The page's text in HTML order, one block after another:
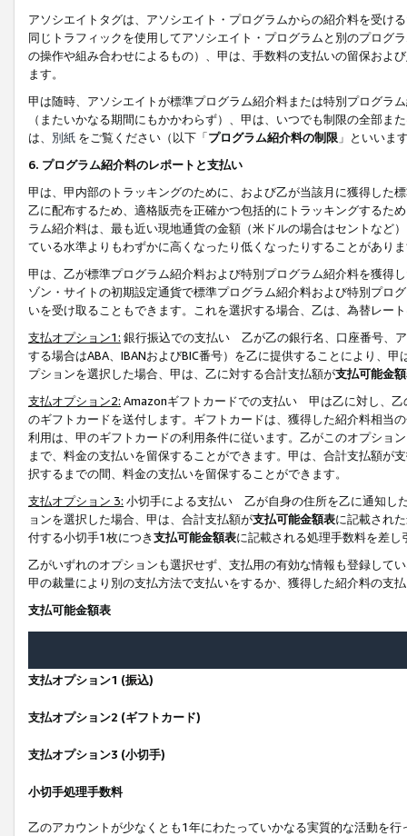
アソシエイトタグは、アソシエイト・プログラムからの紹介料を受け
同じトラフィックを使用してアソシエイト・プログラムと別のプログ
の操作や組み合わせによるもの）、甲は、手数料の支払いの留保およ
ます。
甲は随時、アソシエイトが標準プログラム紹介料または特別プログラ
（またいかなる期間にもかかわらず）、甲は、いつでも制限の全部
は、 別紙 をご覧ください（以下「プログラム紹介料の制限 」といいま
6. プログラム紹介料のレポートと支払い
甲は、甲内部のトラッキングのために、および乙が当該月に獲得した
乙に配布するため、適格販売を正確かつ包括的にトラッキングするた
ラム紹介料は、最も近い現地通貨の金額（米ドルの場合はセントなど
ている水準よりもわずかに高くなったり低くなったりすることがあり
甲は、乙が標準プログラム紹介料および特別プログラム紹介料を獲得
ゾン・サイトの初期設定通貨で標準プログラム紹介料および特別プロ
いを受け取ることもできます。これを選択する場合、乙は、為替レー
支払オプション1: 銀行振込での支払い 乙が乙の銀行名、口座番号、
する場合はABA、IBANおよびBIC番号）を乙に提供することにより、
プションを選択した場合、甲は、乙に対する合計支払額が支払可能金
支払オプション2: Amazonギフトカードでの支払い 甲は乙に対し、乙
のギフトカードを送付します。ギフトカードは、獲得した紹介料相当
利用は、甲のギフトカードの利用条件に従います。乙がこのオプショ
まで、料金の支払いを留保することができます。甲は、合計支払額が
択するまでの間、料金の支払いを留保することができます。
支払オプション 3: 小切手による支払い 乙が自身の住所を乙に通知し
ョンを選択した場合、甲は、合計支払額が支払可能金額表に記載され
付する小切手1枚につき支払可能金額表に記載される処理手数料を差し
乙がいずれのオプションも選択せず、支払用の有効な情報も登録して
甲の裁量により別の支払方法で支払いをするか、獲得した紹介料の支
支払可能金額表
支払オプション1 (振込)
支払オプション2 (ギフトカード)
支払オプション3 (小切手)
小切手処理手数料
乙のアカウントが少なくとも1年にわたっていかなる実質的な活動を